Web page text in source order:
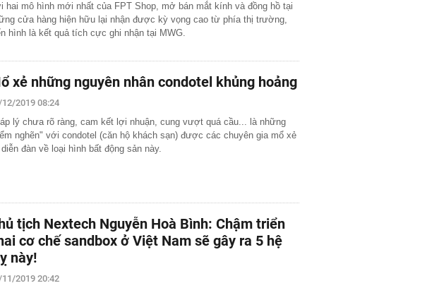
nối cao tốc TP.HCM - Long Thành sau gần 8 tháng thi
nửa thu nhập, tôi mới hiểu “càng ít tiêu càng tốt” là
vẫn ra đồng, tiết lộ những thói quen duy trì suốt nhiều
việc làm tăng vọt, lộ diện 'ngành hot'
duy trì ở mức cao
nhân Việt từ chối đóng phim Hollywood: Cô gái vàng
nghe tên đã thấy tự hào
hoạt động của ngân hàng cần phòng ngừa tình trạng
bằng số 9 lại khiến bạn mua nhiều hơn?
hai mô hình mới nhất của FPT Shop, mở bán mắt kính và đồng hồ tại
cửa hàng hiện hữu lại nhận được kỳ vọng cao từ phía thị trường,
hình là kết quả tích cực ghi nhận tại MWG.
xẻ những nguyên nhân condotel khủng hoảng
12/2019 08:24
lý chưa rõ ràng, cam kết lợi nhuận, cung vượt quá cầu... là những
nghẽn" với condotel (căn hộ khách sạn) được các chuyên gia mổ xẻ
đàn về loại hình bất động sản này.
tịch Nextech Nguyễn Hoà Bình: Chậm triển
cơ chế sandbox ở Việt Nam sẽ gây ra 5 hệ
này!
2019 20:42